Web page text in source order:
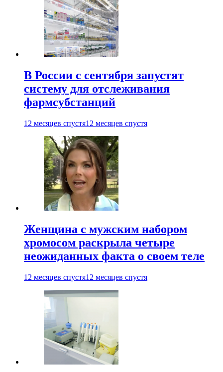
В России с сентября запустят
систему для отслеживания
фармсубстанций
12 месяцев спустя12 месяцев спустя
Женщина с мужским набором
хромосом раскрыла четыре
неожиданных факта о своем теле
12 месяцев спустя12 месяцев спустя